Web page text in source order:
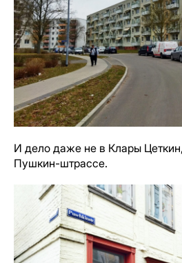
И дело даже не в Клары
Пушкин-штрассе.